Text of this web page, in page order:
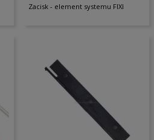
Zacisk - element systemu FIXI